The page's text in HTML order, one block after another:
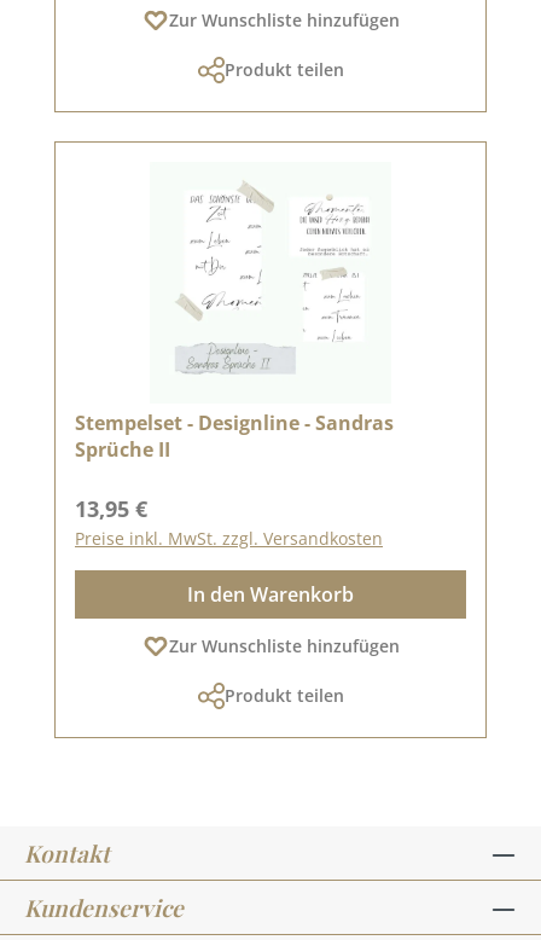
Zur Wunschliste hinzufügen
Produkt teilen
Stempelset - Designline - Sandras
Sprüche II
Regulärer Preis:
13,95 €
Preise inkl. MwSt. zzgl. Versandkosten
In den Warenkorb
Zur Wunschliste hinzufügen
Produkt teilen
Kontakt
Kundenservice